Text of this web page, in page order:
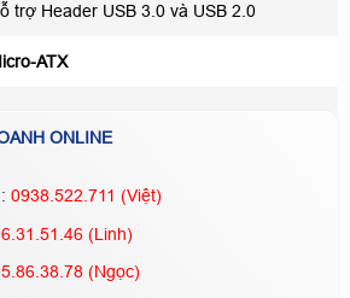
trợ Header USB 3.0 và USB 2.0
ATX
ONLINE
0938.522.711 (Việt)
(Linh)
(Ngọc)